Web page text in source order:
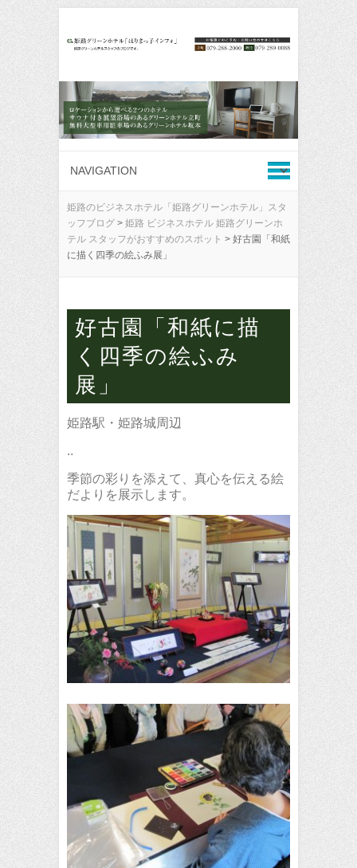
姫路のビジネスホテル「姫路グリーンホテル」スタ
ッフブログ > 姫路 ビジネスホテル 姫路グリーンホ
テル スタッフがおすすめのスポット > 好古園「和紙
に描く四季の絵ふみ展」
好古園「和紙に描
く四季の絵ふみ
展」
姫路駅・姫路城周辺
..
季節の彩りを添えて、真心を伝える絵
だよりを展示します。